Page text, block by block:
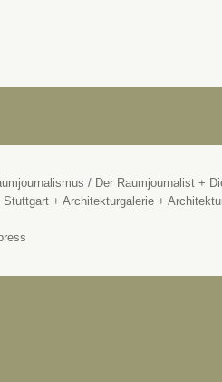
/ Der Raumjournalist +
+ Architekturgalerie +